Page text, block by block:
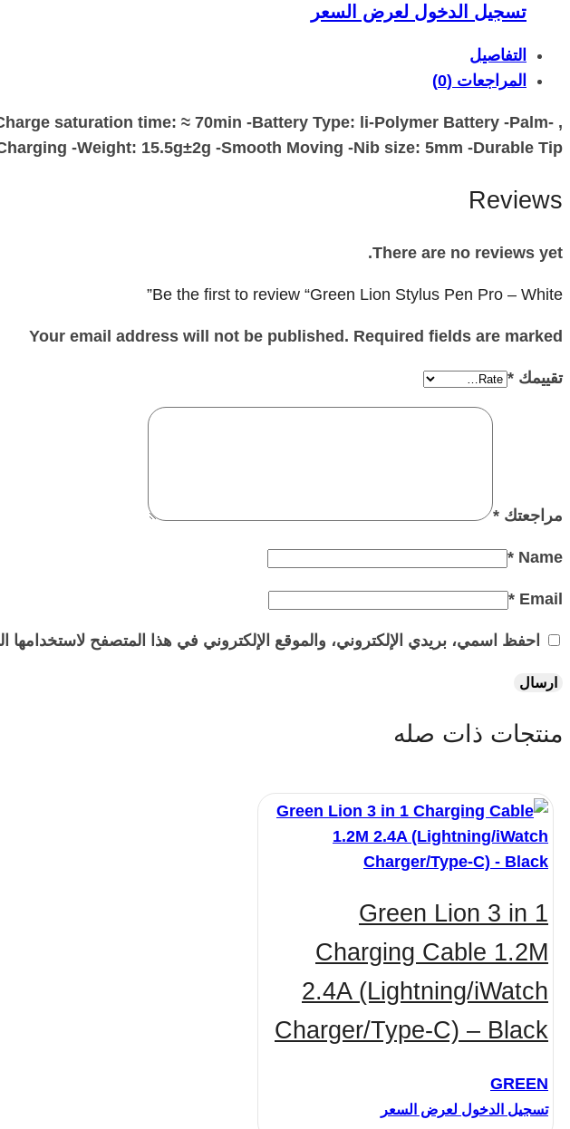
تسجيل الدخول لعرض السعر
التفاصيل
المراجعات (0)
saturation time: ≈ 70min -Battery Type: li-Polymer Battery -Palm
-Weight: 15.5g±2g -Smooth Moving -Nib size: 5mm -Durable Tip
Reviews
There are no reviews yet.
Be the first to review “Green Lion Stylus Pen Pro – White”
Your email address will not be published. Required fields are marked
تقييمك *
مراجعتك *
Name
*
Email
*
احفظ اسمي، بريدي الإلكتروني، والموقع الإلكتروني في هذا المتصفح لاستخدامها
منتجات ذات صله
Green Lion 3 in 1
Charging Cable 1.2M
2.4A (Lightning/iWatch
Charger/Type-C) – Black
GREEN
تسجيل الدخول لعرض السعر